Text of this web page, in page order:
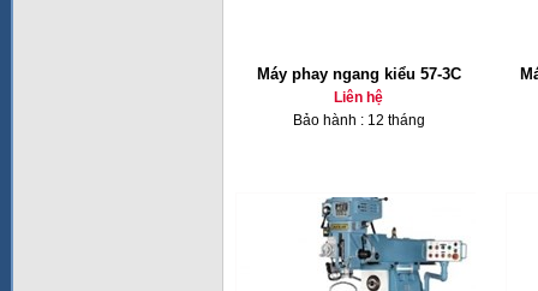
Máy phay ngang kiểu 57-3C
Liên hệ
Bảo hành : 12 tháng